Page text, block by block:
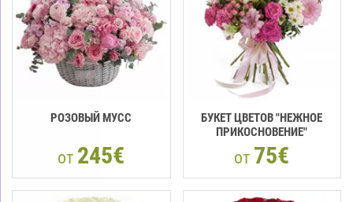
РОЗОВЫЙ МУСС
от 245€
БУКЕТ ЦВЕТОВ "НЕЖНОЕ
ПРИКОСНОВЕНИЕ"
от 75€